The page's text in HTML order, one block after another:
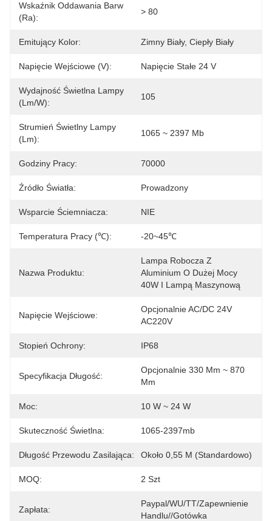
Wskaźnik Oddawania Barw
(Ra):
> 80
Emitujący Kolor: Zimny ​​biały, Ciepły Biały
Napięcie Wejściowe (V): Napięcie Stałe 24 V
Wydajność Świetlna Lampy
(lm/w):
105
Strumień Świetlny Lampy
(lm):
1065 ~ 2397 Mb
Godziny Pracy: 70000
Źródło Światła: Prowadzony
Wsparcie Ściemniacza: NIE
Temperatura Pracy (℃): -20~45℃
Nazwa Produktu:
Lampa Robocza Z
Aluminium O Dużej Mocy
40W I Lampą Maszynową
Napięcie Wejściowe:
Opcjonalnie AC/DC 24V
AC220V
Stopień Ochrony: IP68
Specyfikacja Długość:
Opcjonalnie 330 Mm ~ 870
Mm
Moc: 10 W ~ 24 W
Skuteczność Świetlna: 1065-2397mb
Długość Przewodu Zasilająca: Około 0,55 M (standardowo)
MOQ: 2 Szt
Zapłata:
Paypal/WU/TT/Zapewnienie
Handlu//gotówka